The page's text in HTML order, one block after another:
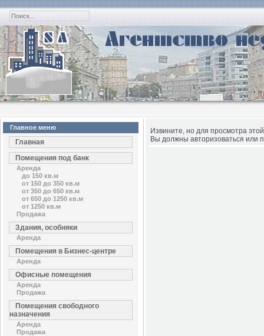
Главное меню
Главная
Помещения под банк
Аренда
до 150 кв.м
от 150 до 350 кв.м
от 350 до 650 кв.м
от 650 до 1250 кв.м
от 1250 кв.м
Продажа
Здания, особняки
Аренда
Помещения в Бизнес-центре
Аренда
Офисные помещения
Аренда
Продажа
Помещения свободного
назначения
Аренда
Продажа
Извините, но для просмотра
Вы должны авторизоваться или